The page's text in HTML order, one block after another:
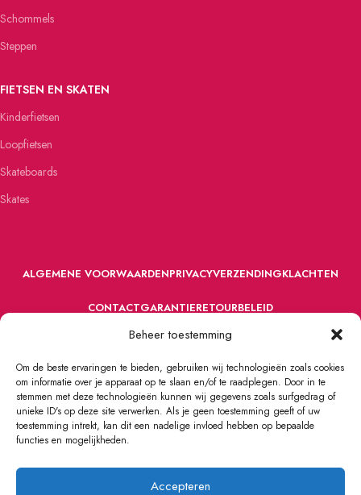
Beheer toestemming
Om de beste ervaringen te bieden, gebruiken wij technologieën zoals cookies
om informatie over je apparaat op te slaan en/of te raadplegen. Door in te
stemmen met deze technologieën kunnen wij gegevens zoals surfgedrag of
unieke ID's op deze site verwerken. Als je geen toestemming geeft of uw
toestemming intrekt, kan dit een nadelige invloed hebben op bepaalde
functies en mogelijkheden.
Accepteren
Schommels
Steppen
FIETSEN EN SKATEN
Kinderfietsen
Loopfietsen
Skateboards
Skates
ALGEMENE VOORWAARDENPRIVACYVERZENDINGKLACHTEN
CONTACTGARANTIERETOURBELEID
VOORDEFUN.NL 2022 Powered by Handelsonderneming MELS.